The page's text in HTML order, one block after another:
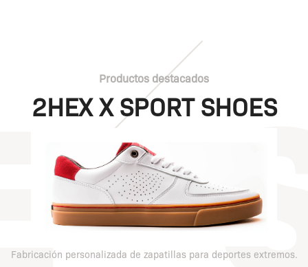
Productos destacados
2HEX X SPORT SHOES
Fabricación personalizada de zapatillas para deportes extremos.